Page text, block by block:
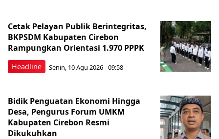
Headline
Cetak Pelayan Publik Berintegritas,
BKPSDM Kabupaten Cirebon
Rampungkan Orientasi 1.970 PPPK
Senin, 10 Agu 2026 - 09:58
Bidik Penguatan Ekonomi Hingga
Desa, Pengurus Forum UMKM
Kabupaten Cirebon Resmi
Dikukuhkan